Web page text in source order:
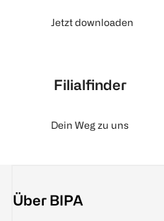
Jetzt downloaden
Filialfinder
Dein Weg zu uns
Über BIPA